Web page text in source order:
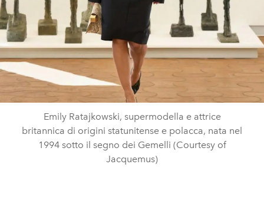
Emily Ratajkowski, supermodella e attrice
britannica di origini statunitense e polacca, nata nel
1994 sotto il segno dei Gemelli (Courtesy of
Jacquemus)